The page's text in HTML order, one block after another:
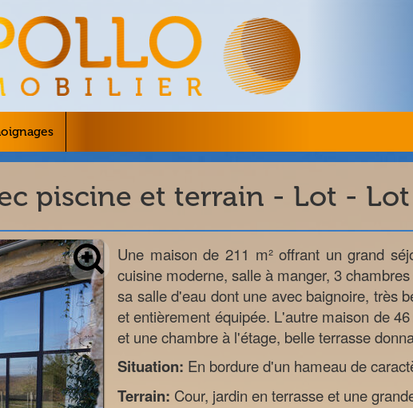
piscine et terrain - Lot - Lot
Une maison de 211 m² offrant un grand
cuisine moderne, salle à manger, 3
sa salle d'eau dont une avec baignoire, très
et entièrement équipée. L'autre maison de
et une chambre à l'étage, belle terrasse
Situation: En bordure d'un hameau de
Terrain: Cour, jardin en terrasse et une